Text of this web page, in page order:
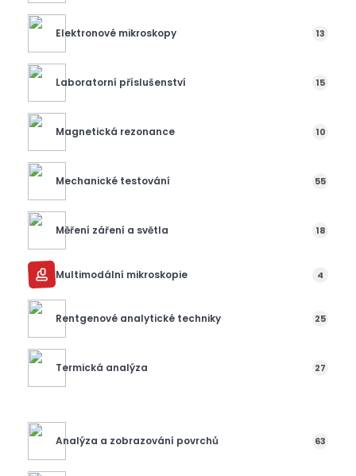
Elektronové mikroskopy 13
Laboratorní příslušenství 15
Magnetická rezonance 10
Mechanické testování 55
Měření záření a světla 18
Multimodální mikroskopie 4
Rentgenové analytické techniky 25
Termická analýza 27
Analýza a zobrazování povrchů 63